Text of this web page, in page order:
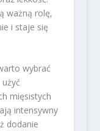
ważną rolę,
i staje się
wybrać
mięsistych
intensywny
dodanie